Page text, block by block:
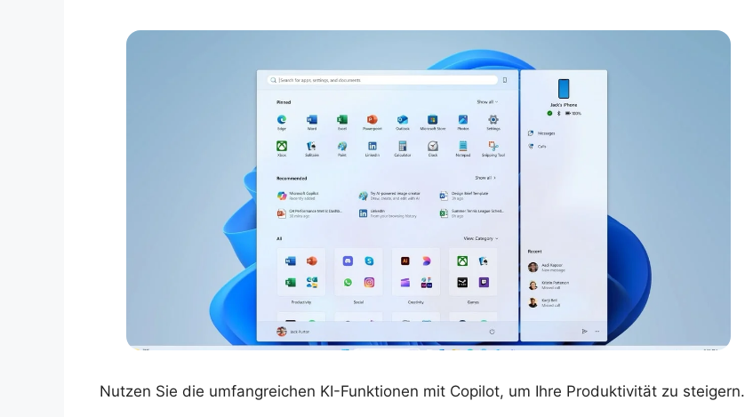
Nutzen Sie die umfangreichen KI-Funktionen mit Copilot, um Ihre Produktivität zu steigern.